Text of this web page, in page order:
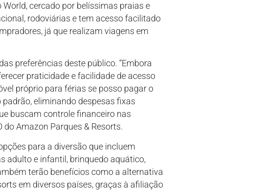
cercado por belíssimas praias e
rodoviárias e tem acesso facilitado
já que realizam viagens em
preferências deste público. “Embora
praticidade e facilidade de acesso
próprio para férias se posso pagar o
eliminando despesas fixas
buscam controle financeiro nas
do Amazon Parques & Resorts.
para a diversão que incluem
adulto e infantil, brinquedo aquático,
terão benefícios como a alternativa
em diversos países, graças à afiliação